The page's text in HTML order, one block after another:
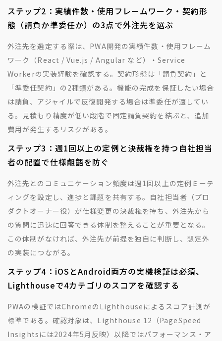
ステップ2：実績件数・使用フレームワーク・契約形
態（請負か準委任か）の3点で外注先を選ぶ
外注先を選定する際は、PWA開発の実績件数・使用フレーム
ワーク（React / Vue.js / Angular など）・Service
Workerの実装経験を確認する。契約形態は「請負契約」と
「準委任契約」の2種類がある。機能の完成を保証したい場合
は請負、アジャイルで反復開発する場合は準委任が適してい
る。見積もり精度が低い段階で固定請負契約を結ぶと、追加
費用が発生するリスクがある。
ステップ3：週1回以上の定例と決裁権を持つ自社担当
者の配置で仕様齟齬を防ぐ
外注先とのコミュニケーション頻度は週1回以上の定例ミーテ
ィングを設定し、進捗と課題を共有する。自社担当者（プロ
ダクトオーナー役）が仕様変更の決裁権を持ち、外注先から
の質問に迅速に回答できる体制を整えることが重要となる。
この体制がなければ、外注先が前提を独自に判断し、想定外
の実装につながる。
ステップ4：iOSとAndroid両方の実機検証は必須、
Lighthouseで4カテゴリのスコアを確認する
PWAの検証ではChromeのLighthouseによるスコア計測が
標準である。確認対象は、Lighthouse 12（PageSpeed
Insightsには2024年5月反映）以降ではパフォーマンス・ア